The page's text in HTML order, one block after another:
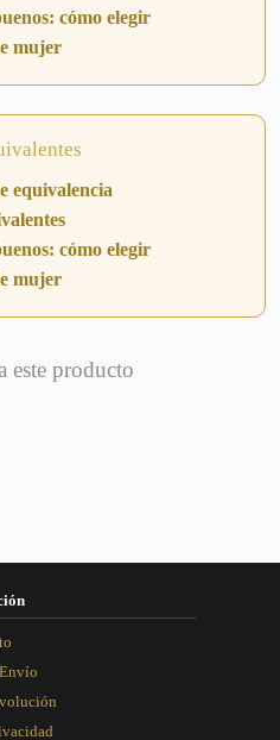
cómo elegir
mujer
equivalencia
cómo elegir
mujer
este producto